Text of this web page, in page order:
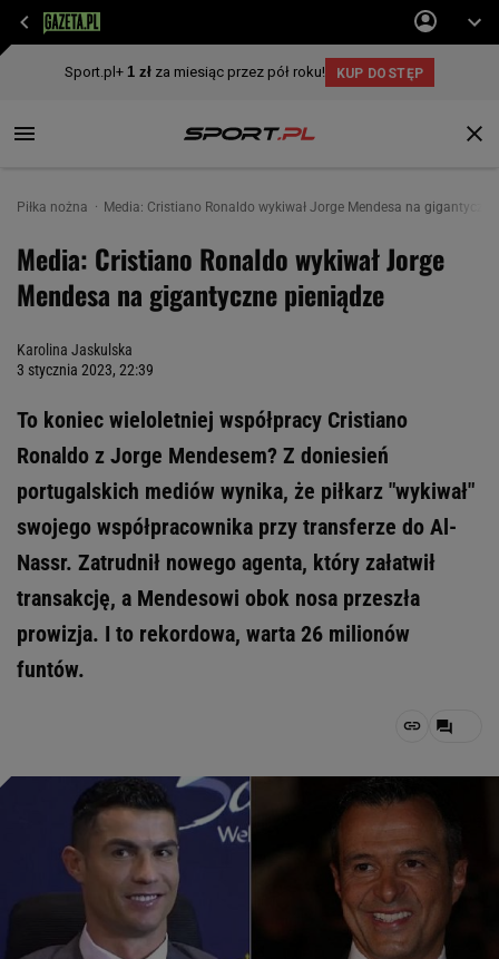
Piłka nożna Media: Cristiano Ronaldo wykiwał Jorge Mendesa na
Media: Cristiano Ronaldo wykiwał Jorge
Mendesa na gigantyczne pieniądze
Karolina Jaskulska
3 stycznia 2023, 22:39
To koniec wieloletniej współpracy Cristiano
Ronaldo z Jorge Mendesem? Z doniesień
portugalskich mediów wynika, że piłkarz "wykiwał"
swojego współpracownika przy transferze do Al-
Nassr. Zatrudnił nowego agenta, który załatwił
transakcję, a Mendesowi obok nosa przeszła
prowizja. I to rekordowa, warta 26 milionów
funtów.